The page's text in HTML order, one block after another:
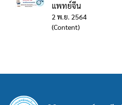
แพทย์จีน
2 พ.ย. 2564
(Content)